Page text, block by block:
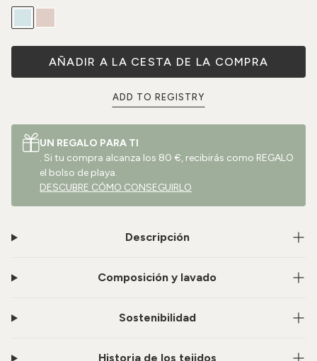
AÑADIR A LA CESTA DE LA COMPRA
ADD TO REGISTRY
UN REGALO PARA TI
. Si tu compra alcanza los 80 €, recibirás como REGALO
el bolso de playa.
DESCUBRE CÓMO CONSEGUIRLO
Descripción
Composición y lavado
Sostenibilidad
Historia de los tejidos